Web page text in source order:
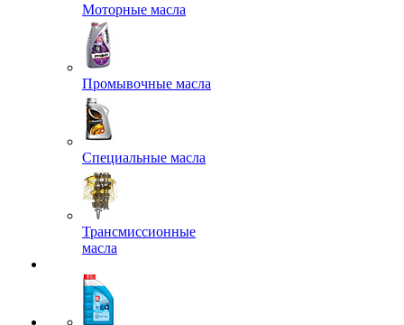
Моторные масла
Промывочные масла
Специальные масла
Трансмиссионные
масла